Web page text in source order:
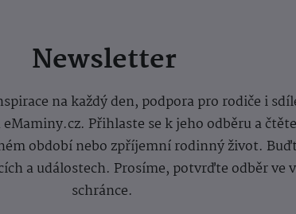
Newsletter
na každý den, podpora pro rodiče i
Přihlaste se k jeho odběru a
období nebo zpříjemní rodinný život.
a událostech. Prosíme, potvrďte odběr ve
schránce.